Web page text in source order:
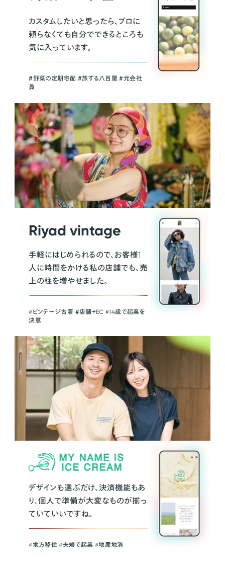
カスタムしたいと思ったら、プロに
頼らなくても自分でできるところも
気に入っています。
＃野菜の定期宅配 ＃旅する八百屋 ＃元会社
員
Riyad vintage
手軽にはじめられるので、お客様1
人に時間をかける私の店舗でも、売
上の柱を増やせました。
#ビンテージ古着 ＃店舗＋EC #14歳で起業を
決意
デザインも選ぶだけ、決済機能もあ
り、個人で準備が大変なものが揃っ
ていていいですね。
#地方移住 #夫婦で起業 #地産地消